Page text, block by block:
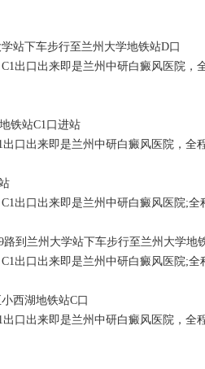
站下车步行至兰州大学地铁站D口
口出来即是兰州中研白癜风医院，
铁站C1口进站
出来即是兰州中研白癜风医院，全
口出来即是兰州中研白癜风医院;全
到兰州大学站下车步行至兰州大学地
口出来即是兰州中研白癜风医院;全
西湖地铁站C口
出来即是兰州中研白癜风医院，全